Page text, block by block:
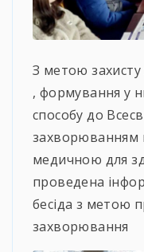
З метою захисту
, формування у
способу до
захворюванням
медичною для
проведена
бесіда з метою
захворювання